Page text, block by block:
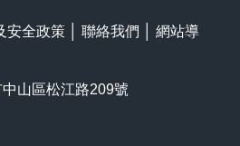
安全政策 聯絡我們
網站導
山區松江路209號